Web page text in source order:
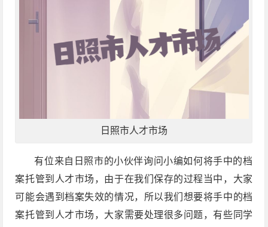
日照市人才市场
有位来自日照市的小伙伴询问小编如何将手中的档
案托管到人才市场，由于在我们保存的过程当中，大家
可能会遇到档案失效的情况，所以我们想要将手中的档
案托管到人才市场，大家需要处理很多问题，有些同学